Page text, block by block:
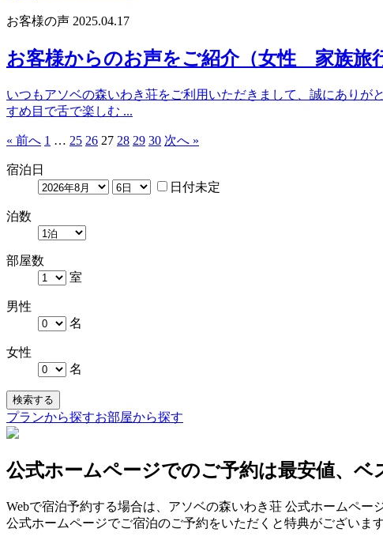
お客様の声 2025.04.17
お客様からのお声をご紹介（女性 家族旅
いつもアソベの森いわき荘をご利用いただきまして、誠にありが
すめ目で舌で楽しむ ...
« 前へ 1 … 25 26 27 28 29 30 次へ »
宿泊日
日付未定
泊数
部屋数
室
男性
名
女性
名
検索する
プランから探すお部屋から探す
公式ホームページでのご予約は最安値、ベ
Webで宿泊予約する場合は、アソベの森いわき荘 公式ホームペー
公式ホームページでご宿泊のご予約をいただくと特典がございます